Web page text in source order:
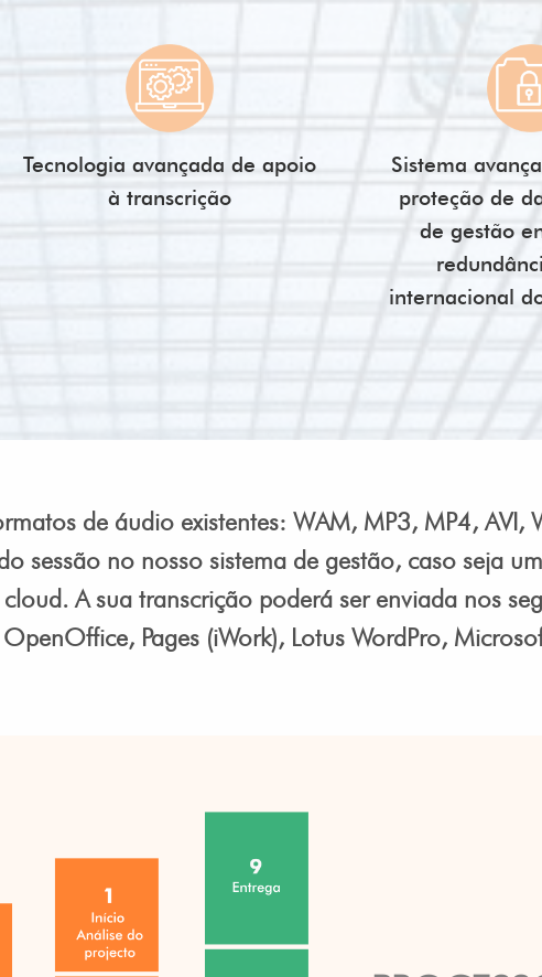
Tecnologia avançada de apoio
à transcrição
Sistema
proteção de
de gestão
internacional
de áudio existentes: WAM, MP3, MP4, AVI,
sessão no nosso sistema de gestão, caso seja
A sua transcrição poderá ser enviada nos
Pages (iWork), Lotus WordPro,